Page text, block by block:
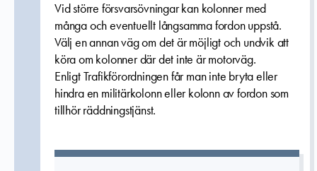
Vid större försvarsövningar kan kolonner med
många och eventuellt långsamma fordon uppstå.
Välj en annan väg om det är möjligt och undvik att
köra om kolonner där det inte är motorväg.
Enligt Trafikförordningen får man inte bryta eller
hindra en militärkolonn eller kolonn av fordon som
tillhör räddningstjänst.